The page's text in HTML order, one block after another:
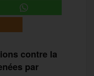
contre la
par